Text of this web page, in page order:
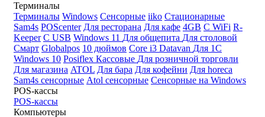
Терминалы
Терминалы Windows Сенсорные iiko Стационарные
Sam4s POScenter Для ресторана Для кафе 4GB С WiFi R-
Keeper С USB Windows 11 Для общепита Для столовой
Смарт Globalpos 10 дюймов Core i3 Datavan Для 1С
Windows 10 Posiflex Кассовые Для розничной торговли
Для магазина ATOL Для бара Для кофейни Для horeca
Sam4s сенсорные Atol сенсорные Сенсорные на Windows
POS-кассы
POS-кассы
Компьютеры